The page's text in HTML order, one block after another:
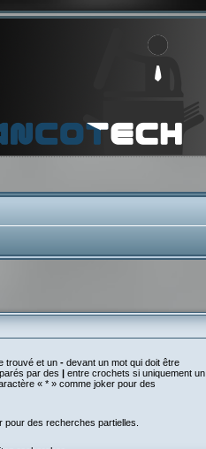
trouvé et un- devant un mot qui doit être
par des| entre crochets si uniquement un
« * » comme joker pour des
des recherches partielles.